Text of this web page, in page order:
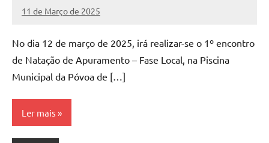
11 de Março de 2025
admin
Sem
No dia 12 de março de 2025, irá realizar-se o 1º encontro
de Natação de Apuramento – Fase Local, na Piscina
Municipal da Póvoa de […]
Ler mais